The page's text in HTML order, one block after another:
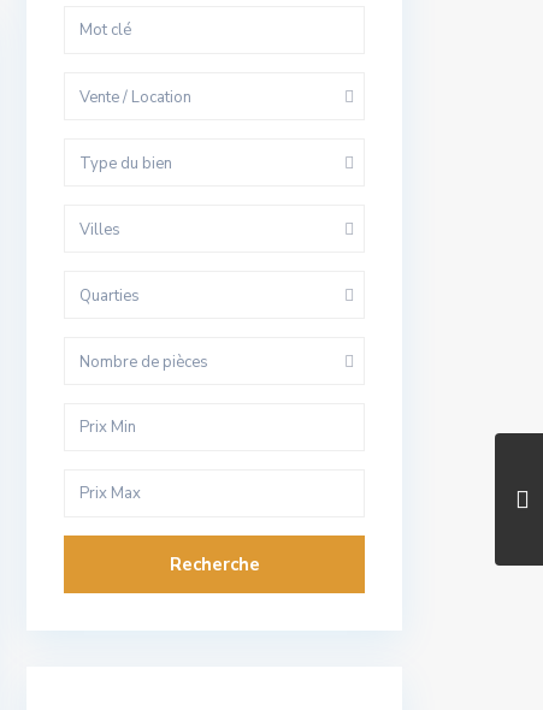
Vente / Location
Type du bien
Villes
Quarties
Nombre de pièces
Recherche